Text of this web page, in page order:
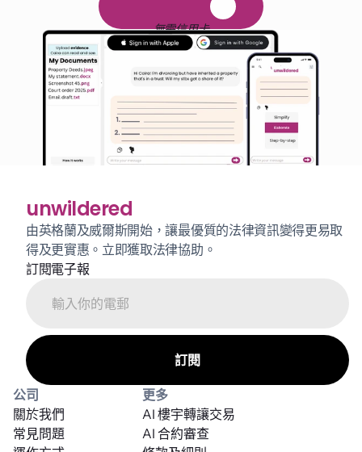
無需信用卡
unwildered
由英格蘭及威爾斯開始，讓最優質的法律資訊變得更易取
得及更實惠。立即獲取法律協助。
訂閱電子報
公司
關於我們
常見問題
更多
AI 合約審查
AI 樓宇轉讓交易